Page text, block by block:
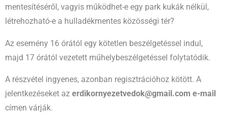
mentesítéséről, vagyis működhet-e egy park kukák nélkül,
létrehozható-e a hulladékmentes közösségi tér?
Az esemény 16 órától egy kötetlen beszélgetéssel indul,
majd 17 órától vezetett műhelybeszélgetéssel folytatódik.
A részvétel ingyenes, azonban regisztrációhoz kötött. A
jelentkezéseket az erdikornyezetvedok@gmail.com e-mail
címen várják.